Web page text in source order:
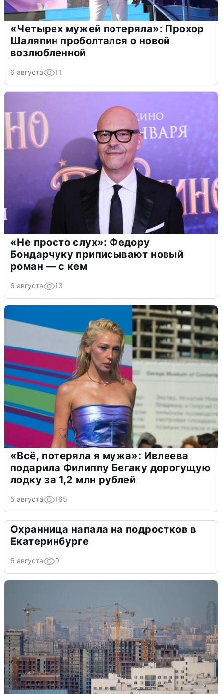
«Четырех мужей потеряла»: Прохор
Шаляпин проболтался о новой
возлюбленной
6 августа 11
«Не просто слух»: Федору
Бондарчуку приписывают новый
роман — с кем
6 августа 13
«Всё, потеряла я мужа»: Ивлеева
подарила Филиппу Бегаку дорогущую
лодку за 1,2 млн рублей
5 августа 165
Охранница напала на подростков в
Екатеринбурге
6 августа 0